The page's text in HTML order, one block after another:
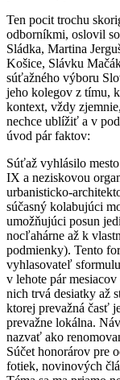
Ten pocit trochu
odborníkmi, oslovil
Sládka, Martina
Košice, Slávku
súťažného výboru
jeho kolegov z tímu,
kontext, vždy
nechce ublížiť a v
úvod pár faktov:
Súťaž vyhlásilo
IX a neziskovou
urbanisticko-
súčasný kolabujúci
umožňujúci posun
nocľahárne až k
podmienky). Tento
vyhlasovateľ
v lehote pár
nich trvá desiatky až
ktorej prevažná časť
prevažne lokálna.
nazvať ako
Súčet honorárov pre
fotiek, novinových